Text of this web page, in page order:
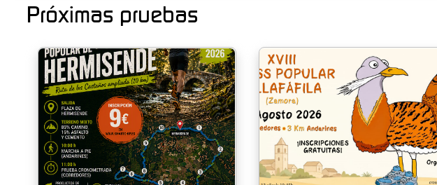
Próximas pruebas